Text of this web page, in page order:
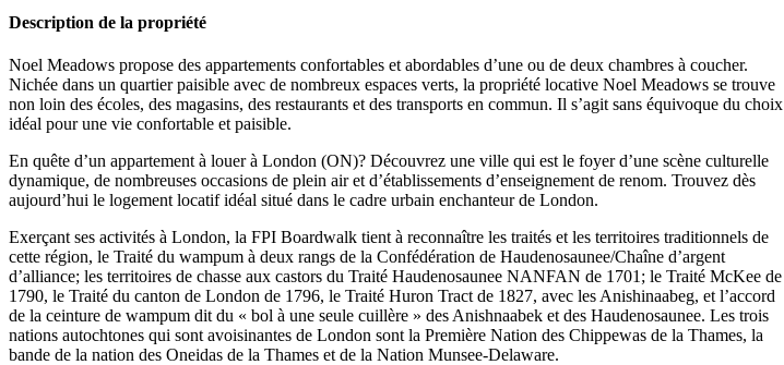
Description de la propriété
Noel Meadows propose des appartements confortables et abordables d’une ou de deux chambres à coucher.
Nichée dans un quartier paisible avec de nombreux espaces verts, la propriété locative Noel Meadows se trouve
non loin des écoles, des magasins, des restaurants et des transports en commun. Il s’agit sans équivoque du choix
idéal pour une vie confortable et paisible.
En quête d’un appartement à louer à London (ON)? Découvrez une ville qui est le foyer d’une scène culturelle
dynamique, de nombreuses occasions de plein air et d’établissements d’enseignement de renom. Trouvez dès
aujourd’hui le logement locatif idéal situé dans le cadre urbain enchanteur de London.
Exerçant ses activités à London, la FPI Boardwalk tient à reconnaître les traités et les territoires traditionnels de
cette région, le Traité du wampum à deux rangs de la Confédération de Haudenosaunee/Chaîne d’argent
d’alliance; les territoires de chasse aux castors du Traité Haudenosaunee NANFAN de 1701; le Traité McKee de
1790, le Traité du canton de London de 1796, le Traité Huron Tract de 1827, avec les Anishinaabeg, et l’accord
de la ceinture de wampum dit du « bol à une seule cuillère » des Anishnaabek et des Haudenosaunee. Les trois
nations autochtones qui sont avoisinantes de London sont la Première Nation des Chippewas de la Thames, la
bande de la nation des Oneidas de la Thames et de la Nation Munsee-Delaware.